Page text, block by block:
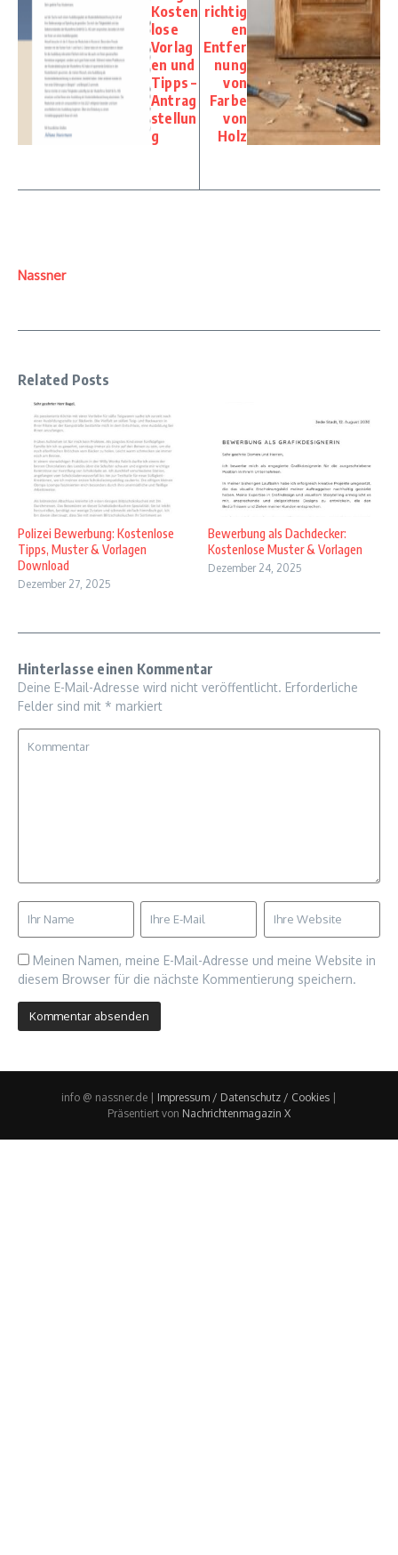
Kosten
lose
Vorlag
en und
Tipps –
Antrag
stellun
g
richtig
en
Entfer
nung
von
Farbe
von
Holz
Nassner
Related Posts
Polizei Bewerbung: Kostenlose
Tipps, Muster & Vorlagen
Download
Dezember 27, 2025
Bewerbung als Dachdecker:
Kostenlose Muster & Vorlagen
Dezember 24, 2025
Hinterlasse einen Kommentar
Deine E-Mail-Adresse wird nicht veröffentlicht. Erforderliche
Felder sind mit * markiert
Meinen Namen, meine E-Mail-Adresse und meine Website in
diesem Browser für die nächste Kommentierung speichern.
info @ nassner.de | Impressum / Datenschutz / Cookies
Präsentiert von Nachrichtenmagazin X